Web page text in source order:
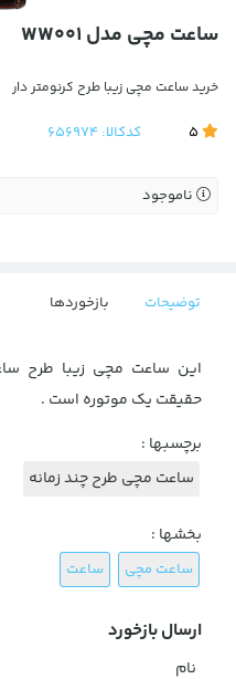
ساعت مچی مدل WW001
خرید ساعت مچی زیبا طرح کرنومتر دار
کدکالا: 656974
ناموجود
توضیحات بازخوردها
این ساعت مچی زیبا طرح
حقیقت یک موتوره است .
برچسبها :
ساعت مچی طرح چند زمانه
بخشها :
ساعت مچی ساعت
ارسال بازخورد
نام